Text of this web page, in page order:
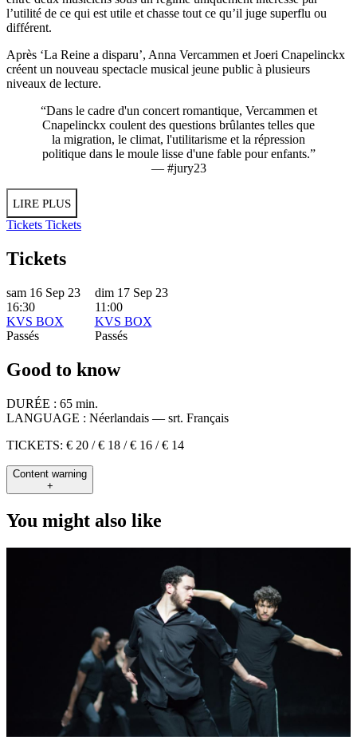
l’utilité de ce qui est utile et chasse tout ce qu’il juge superflu ou
différent.
Après ‘La Reine a disparu’, Anna Vercammen et Joeri Cnapelinckx
créent un nouveau spectacle musical jeune public à plusieurs
niveaux de lecture.
“Dans le cadre d'un concert romantique, Vercammen et
Cnapelinckx coulent des questions brûlantes telles que
la migration, le climat, l'utilitarisme et la répression
politique dans le moule lisse d'une fable pour enfants.”
— #jury23
LIRE PLUS
Tickets Tickets
Tickets
sam 16 Sep 23
16:30
KVS BOX
Passés
dim 17 Sep 23
11:00
KVS BOX
Passés
Good to know
DURÉE : 65 min.
LANGUAGE : Néerlandais — srt. Français
TICKETS: € 20 / € 18 / € 16 / € 14
Content warning
+
You might also like